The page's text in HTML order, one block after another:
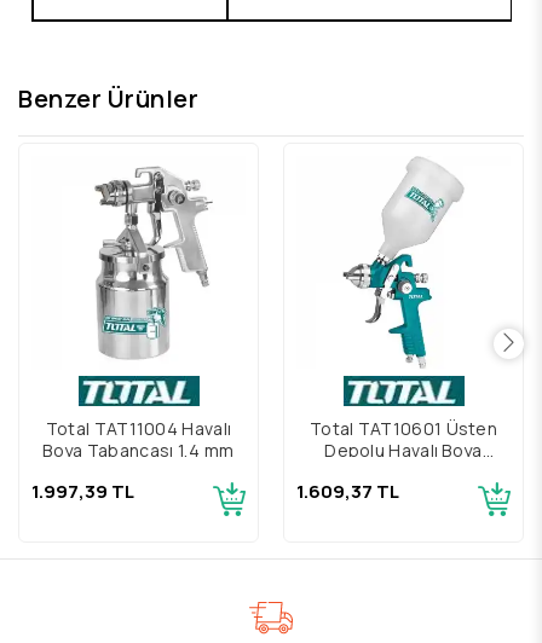
Benzer Ürünler
Total TAT11004 Havalı
Boya Tabancası 1,4 mm
1.997,39 TL
Total TAT10601 Üsten
Depolu Havalı Boya
1.609,37 TL